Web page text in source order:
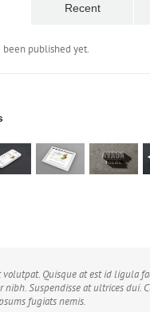
Recent
been published yet.
Quisque at est id ligula
nibh. Suspendisse at ultrices dui.
fugiats nemis.